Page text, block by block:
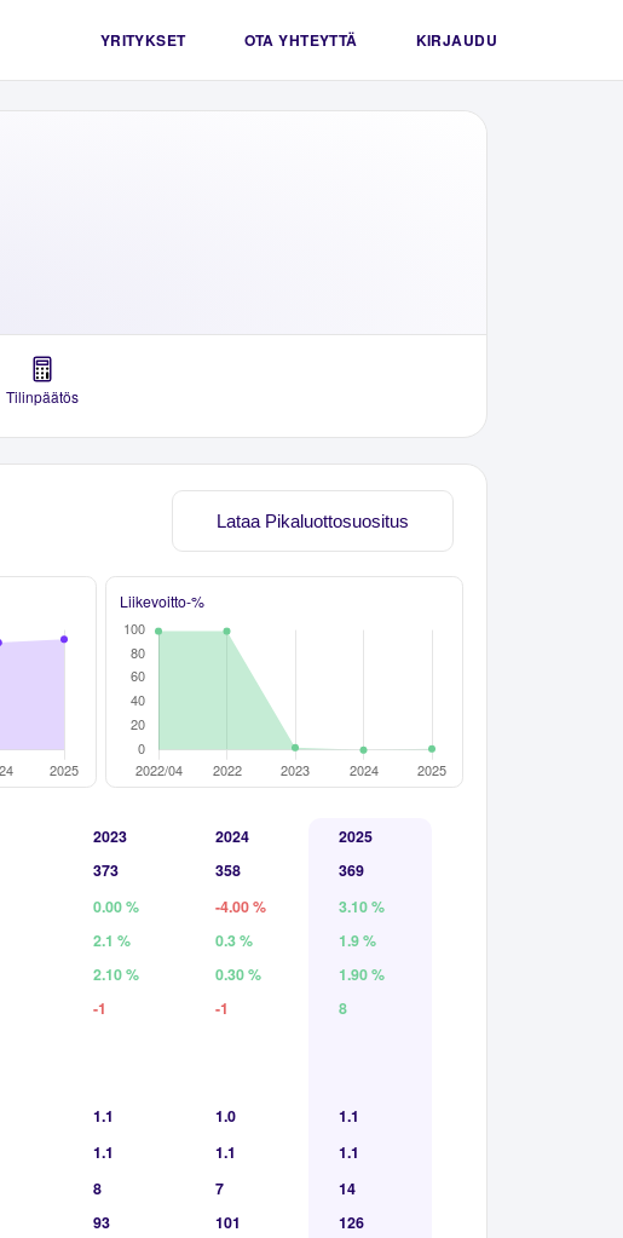
YRITYKSET OTA YHTEYTTÄ KIRJAUDU
Tilinpäätös
Lataa Pikaluottosuositus
Liikevoitto-%
2023 2024
2025
373 358
369
0.00 % -4.00 %
3.10 %
2.1 % 0.3 %
1.9 %
2.10 % 0.30 %
1.90 %
-1 -1 8
1.1 1.0
1.1
1.1 1.1
1.1
8 7
14
93 101 126